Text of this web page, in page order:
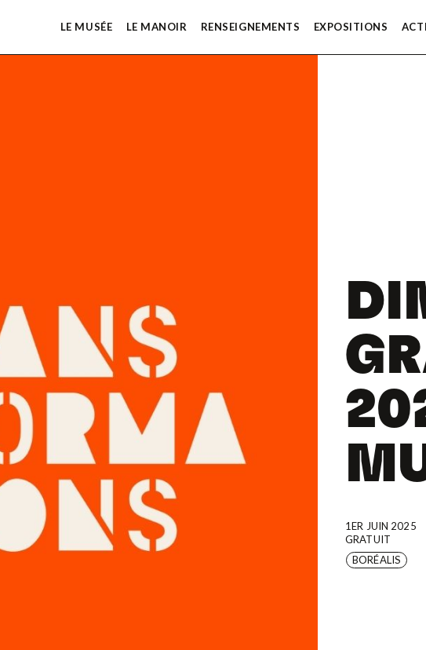
LE MUSÉE LE MANOIR RENSEIGNEMENTS EXPOSITIONS
1ER JUIN 2025
GRATUIT
BORÉALIS